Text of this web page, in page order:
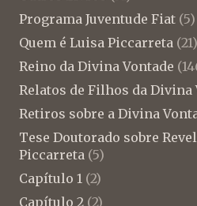
Programa Juventude Fiat (5)
Quem é Luisa Piccarreta (21)
Reino da Divina Vontade
Relatos de Filhos da Divina
Retiros sobre a Divina
Tese Doutorado sobre
Piccarreta (5)
Capítulo 1 (2)
Capítulo 2 (2)